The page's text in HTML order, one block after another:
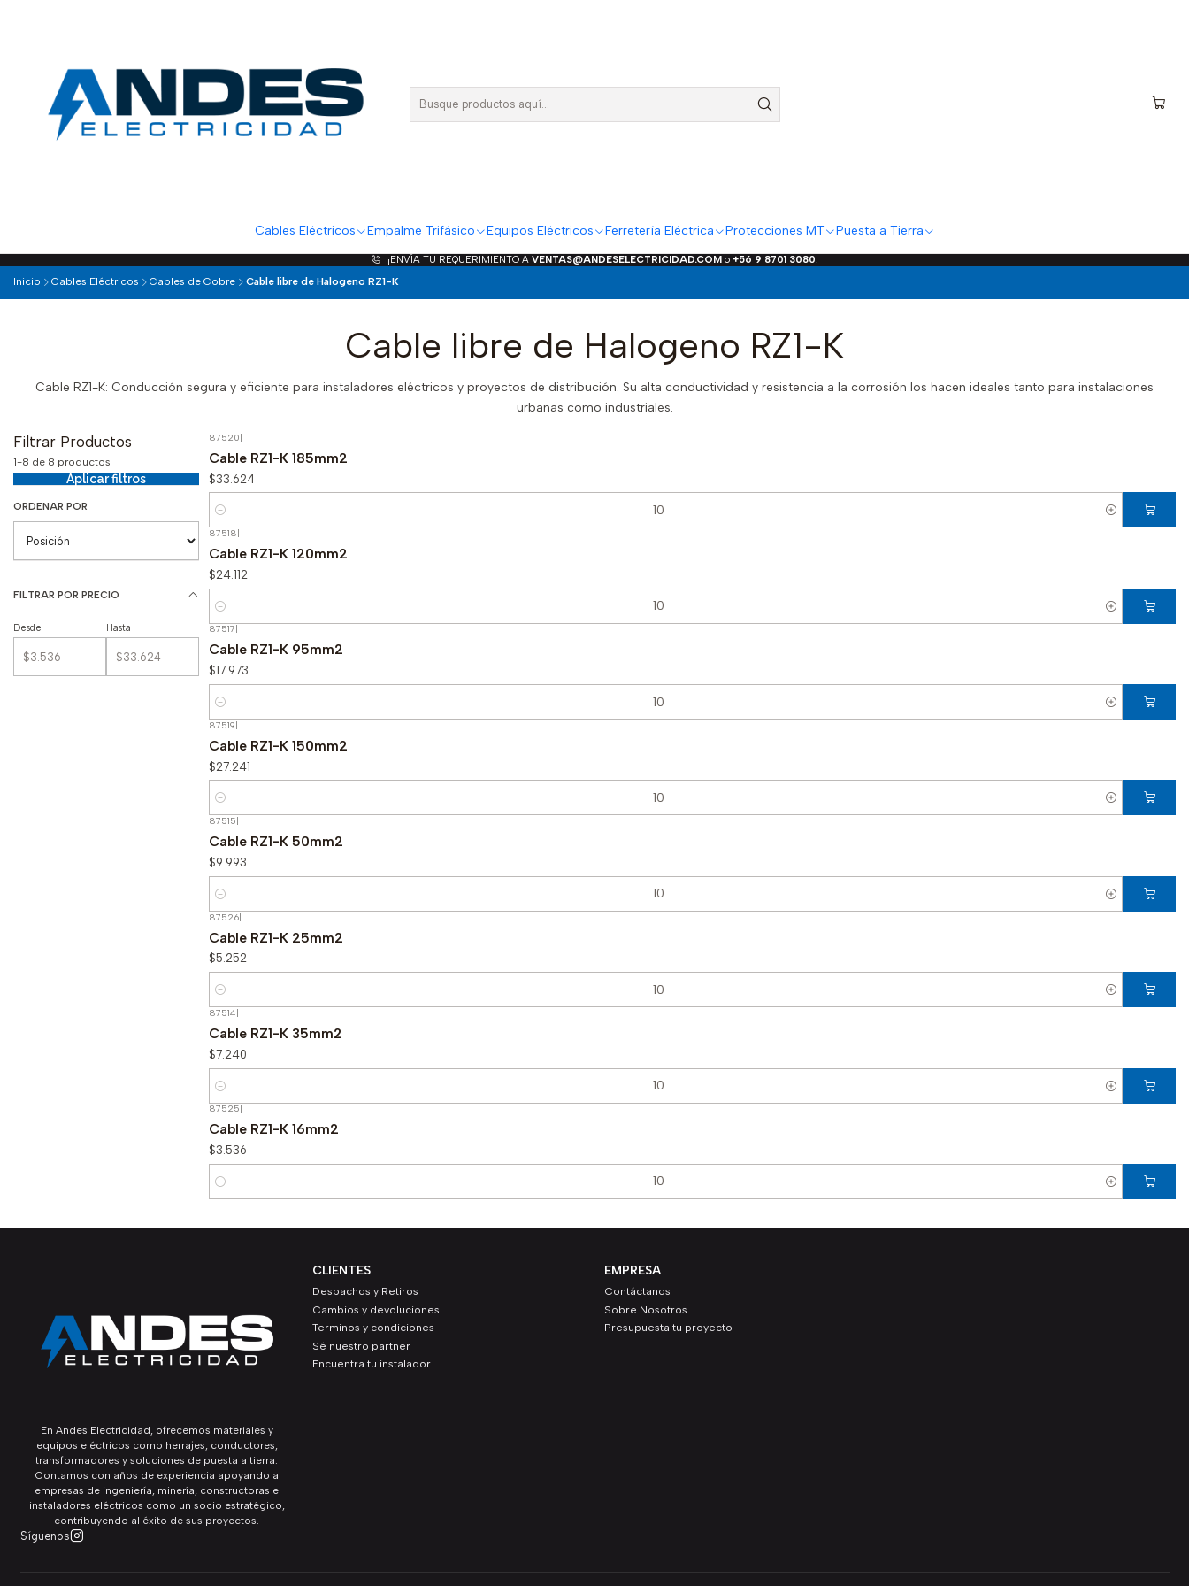
Cables Eléctricos Empalme Trifásico Equipos Eléctricos Ferretería Eléctrica Protecciones MT Puesta a Tierra
¡ENVÍA TU REQUERIMIENTO A VENTAS@ANDESELECTRICIDAD.COM o +56 9 8701 3080
Inicio
Cables Eléctricos Cables de Cobre Cable libre de Halogeno RZ1-K
Cable libre de Halogeno RZ1-K
Cable RZ1-K: Conducción segura y eficiente para instaladores eléctricos y proyectos de distribución. Su alta conductividad y resistencia a la corrosión los hacen ideales tanto para instalaciones
urbanas como industriales.
Filtrar Productos
1-8 de 8 productos
Aplicar filtros
ORDENAR POR
FILTRAR POR PRECIO
Desde Hasta
87520|
Cable RZ1-K 185mm2
$33.624
Cantidad
87518
Cable RZ1-K 120mm2
$24.112
Cantidad
87517
Cable RZ1-K 95mm2
$17.973
Cantidad
87519|
Cable RZ1-K 150mm2
$27.241
Cantidad
87515
Cable RZ1-K 50mm2
$9.993
Cantidad
87526|
Cable RZ1-K 25mm2
$5.252
Cantidad
87514|
Cable RZ1-K 35mm2
$7.240
Cantidad
87525
Cable RZ1-K 16mm2
$3.536
Cantidad
En Andes Electricidad, ofrecemos materiales y
equipos eléctricos como herrajes, conductores,
transformadores y soluciones de puesta a tierra.
Contamos con años de experiencia apoyando a
empresas de ingeniería, minería, constructoras e
instaladores eléctricos como un socio estratégico,
contribuyendo al éxito de sus proyectos.
Síguenos
CLIENTES
Despachos y Retiros
Cambios y devoluciones
Terminos y condiciones
Sé nuestro partner
Encuentra tu instalador
EMPRESA
Contáctanos
Sobre Nosotros
Presupuesta tu proyecto